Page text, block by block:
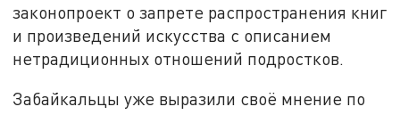
законопроект о запрете распространения книг
и произведений искусства с описанием
нетрадиционных отношений подростков.
Забайкальцы уже выразили своё мнение по